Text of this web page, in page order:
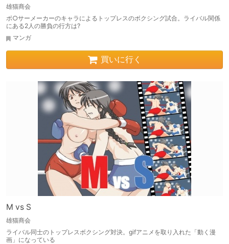
雄猫商会
ボ○サーメーカーのキャラによるトップレスのボクシング試合。ライバル関係
にある2人の勝負の行方は?
マンガ
買いに行く
M vs S
雄猫商会
ライバル同士のトップレスボクシング対決。gifアニメを取り入れた「動く漫
画」になっている